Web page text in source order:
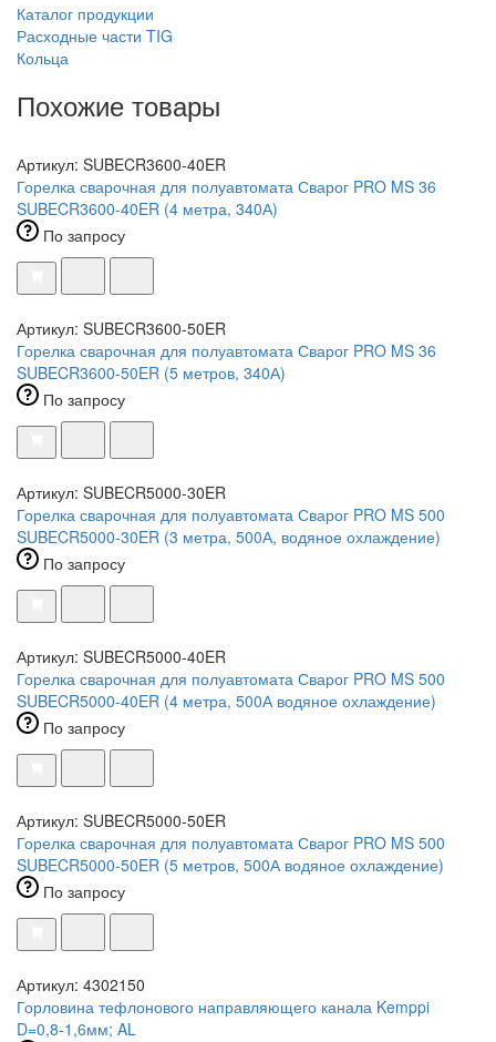
Каталог продукции
Расходные части TIG
Кольца
Похожие товары
Артикул: SUBECR3600-40ER
Горелка сварочная для полуавтомата Сварог PRO MS 36
SUBECR3600-40ER (4 метра, 340А)
По запросу
Артикул: SUBECR3600-50ER
Горелка сварочная для полуавтомата Сварог PRO MS 36
SUBECR3600-50ER (5 метров, 340А)
По запросу
Артикул: SUBECR5000-30ER
Горелка сварочная для полуавтомата Сварог PRO MS 500
SUBECR5000-30ER (3 метра, 500А, водяное охлаждение)
По запросу
Артикул: SUBECR5000-40ER
Горелка сварочная для полуавтомата Сварог PRO MS 500
SUBECR5000-40ER (4 метра, 500А водяное охлаждение)
По запросу
Артикул: SUBECR5000-50ER
Горелка сварочная для полуавтомата Сварог PRO MS 500
SUBECR5000-50ER (5 метров, 500А водяное охлаждение)
По запросу
Артикул: 4302150
Горловина тефлонового направляющего канала Kemppi
D=0,8-1,6мм; AL